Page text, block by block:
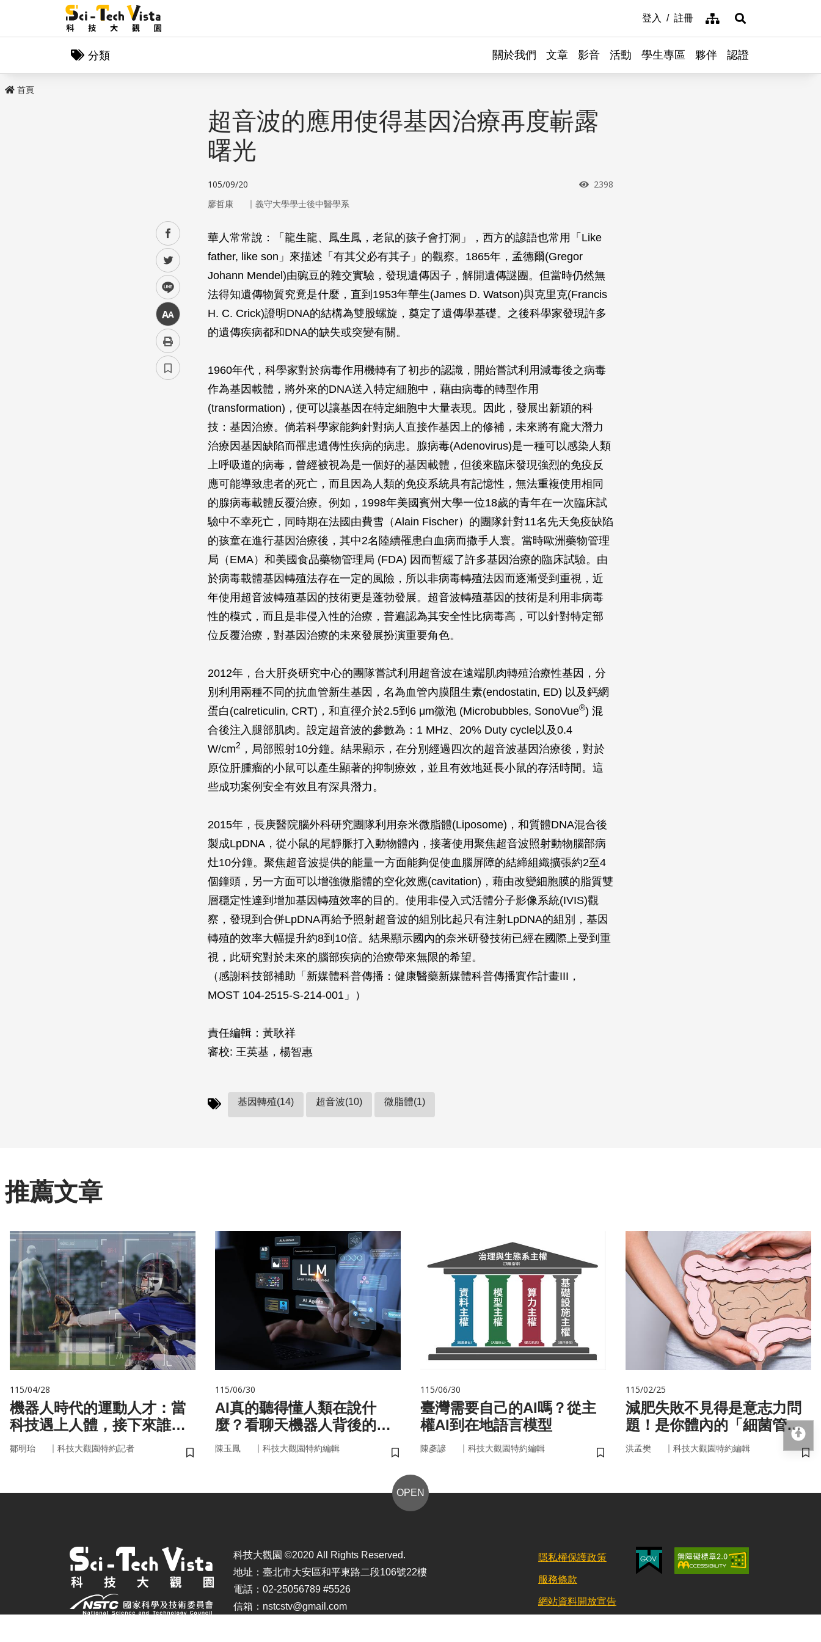
登入 註冊 網站導覽展開搜尋
分類 關於我們 文章 影音 活動 學生專區 夥伴 認證
首頁
facebook
twitter
line
中
超音波的應用使得基因治療再度嶄露
曙光
105/09/20 瀏覽次數
2398
廖哲康 ｜ 義守大學學士後中醫學系
華人常常說：「龍生龍、鳳生鳳，老鼠的孩子會打洞」，西方的諺語也常用「Like
father, like son」來描述「有其父必有其子」的觀察。1865年，孟德爾(Gregor
Johann Mendel)由豌豆的雜交實驗，發現遺傳因子，解開遺傳謎團。但當時仍然無
法得知遺傳物質究竟是什麼，直到1953年華生(James D. Watson)與克里克(Francis
H. C. Crick)證明DNA的結構為雙股螺旋，奠定了遺傳學基礎。之後科學家發現許多
的遺傳疾病都和DNA的缺失或突變有關。
1960年代，科學家對於病毒作用機轉有了初步的認識，開始嘗試利用減毒後之病毒
作為基因載體，將外來的DNA送入特定細胞中，藉由病毒的轉型作用
(transformation)，便可以讓基因在特定細胞中大量表現。因此，發展出新穎的科
技：基因治療。倘若科學家能夠針對病人直接作基因上的修補，未來將有龐大潛力
治療因基因缺陷而罹患遺傳性疾病的病患。腺病毒(Adenovirus)是一種可以感染人類
上呼吸道的病毒，曾經被視為是一個好的基因載體，但後來臨床發現強烈的免疫反
應可能導致患者的死亡，而且因為人類的免疫系統具有記憶性，無法重複使用相同
的腺病毒載體反覆治療。例如，1998年美國賓州大學一位18歲的青年在一次臨床試
驗中不幸死亡，同時期在法國由費雪（Alain Fischer）的團隊針對11名先天免疫缺陷
的孩童在進行基因治療後，其中2名陸續罹患白血病而撒手人寰。當時歐洲藥物管理
局（EMA）和美國食品藥物管理局 (FDA) 因而暫緩了許多基因治療的臨床試驗。由
於病毒載體基因轉殖法存在一定的風險，所以非病毒轉殖法因而逐漸受到重視，近
年使用超音波轉殖基因的技術更是蓬勃發展。超音波轉殖基因的技術是利用非病毒
性的模式，而且是非侵入性的治療，普遍認為其安全性比病毒高，可以針對特定部
位反覆治療，對基因治療的未來發展扮演重要角色。
2012年，台大肝炎研究中心的團隊嘗試利用超音波在遠端肌肉轉殖治療性基因，分
別利用兩種不同的抗血管新生基因，名為血管內膜阻生素(endostatin, ED) 以及鈣網
蛋白(calreticulin, CRT)，和直徑介於2.5到6 μm微泡 (Microbubbles, SonoVue®) 混
合後注入腿部肌肉。設定超音波的參數為：1 MHz、20% Duty cycle以及0.4
W/cm2 ，局部照射10分鐘。結果顯示，在分別經過四次的超音波基因治療後，對於
原位肝腫瘤的小鼠可以產生顯著的抑制療效，並且有效地延長小鼠的存活時間。這
些成功案例安全有效且有深具潛力。
2015年，長庚醫院腦外科研究團隊利用奈米微脂體(Liposome)，和質體DNA混合後
製成LpDNA，從小鼠的尾靜脈打入動物體內，接著使用聚焦超音波照射動物腦部病
灶10分鐘。聚焦超音波提供的能量一方面能夠促使血腦屏障的結締組織擴張約2至4
個鐘頭，另一方面可以增強微脂體的空化效應(cavitation)，藉由改變細胞膜的脂質雙
層穩定性達到增加基因轉殖效率的目的。使用非侵入式活體分子影像系統(IVIS)觀
察，發現到合併LpDNA再給予照射超音波的組別比起只有注射LpDNA的組別，基因
轉殖的效率大幅提升約8到10倍。結果顯示國內的奈米研發技術已經在國際上受到重
視，此研究對於未來的腦部疾病的治療帶來無限的希望。
（感謝科技部補助「新媒體科普傳播：健康醫藥新媒體科普傳播實作計畫III，
MOST 104-2515-S-214-001」）
責任編輯：黃耿祥
審校: 王英基，楊智惠
基因轉殖(14) 超音波(10) 微脂體(1)
推薦文章
115/04/28
機器人時代的運動人才：當
科技遇上人體，接下來誰來
接手？
鄒明珆 ｜ 科技大觀園特約記者
儲存書籤
115/06/30
AI真的聽得懂人類在說什
麼？看聊天機器人背後的語
言科技
陳玉鳳 ｜ 科技大觀園特約編輯
儲存書籤
115/06/30
臺灣需要自己的AI嗎？從主
權AI到在地語言模型
陳彥諺 ｜ 科技大觀園特約編輯
儲存書籤
115/02/25
減肥失敗不見得是意志力問
題！是你體內的「細菌管
家」在幫你囤油
洪孟樊 ｜ 科技大觀園特約編輯
儲
OPEN
科技大觀園 ©2020 All Rights Reserved.
地址：臺北市大安區和平東路二段106號22樓
電話：02-25056789 #5526
信箱：nstcstv@gmail.com
隱私權保護政策
服務條款
網站資料開放宣告
回